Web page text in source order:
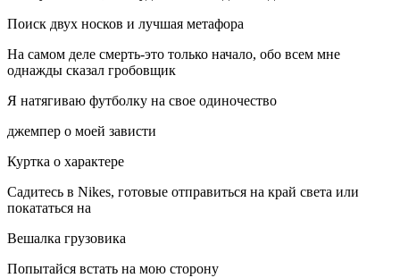
Поиск двух носков и лучшая метафора
На самом деле смерть-это только начало, обо всем мне
однажды сказал гробовщик
Я натягиваю футболку на свое одиночество
джемпер о моей зависти
Куртка о характере
Садитесь в Nikes, готовые отправиться на край света или
покататься на
Вешалка грузовика
Попытайся встать на мою сторону